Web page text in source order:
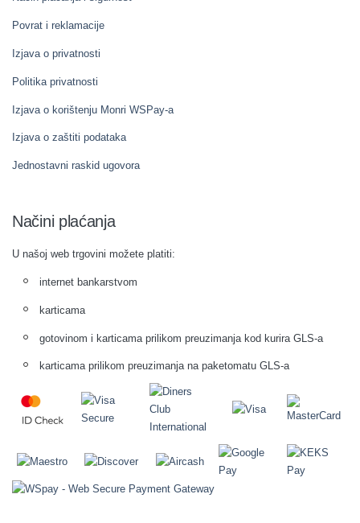
Povrat i reklamacije
Izjava o privatnosti
Politika privatnosti
Izjava o korištenju Monri WSPay-a
Izjava o zaštiti podataka
Jednostavni raskid ugovora
Načini plaćanja
U našoj web trgovini možete platiti:
internet bankarstvom
karticama
gotovinom i karticama prilikom preuzimanja kod kurira GLS-a
karticama prilikom preuzimanja na paketomatu GLS-a